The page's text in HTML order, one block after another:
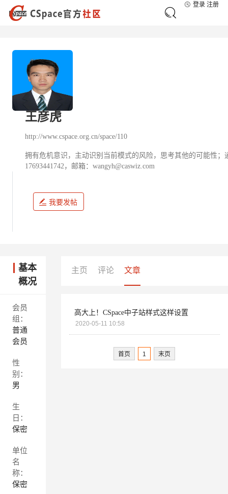
登录 注册
王彦虎
http://www.cspace.org.cn/space/110
拥有危机意识，主动识别当前模式的风险，思考其他的可能性
17693441742，邮箱：wangyh@caswiz.com
我要发帖
基本
概况
会员
组：
普通
会员
性
别：
男
生
日：
保密
单位
名
称：
保密
主页 评论 文章
高大上！CSpace中子站样式这样设置
2020-05-11 10:58
首页 1 末页